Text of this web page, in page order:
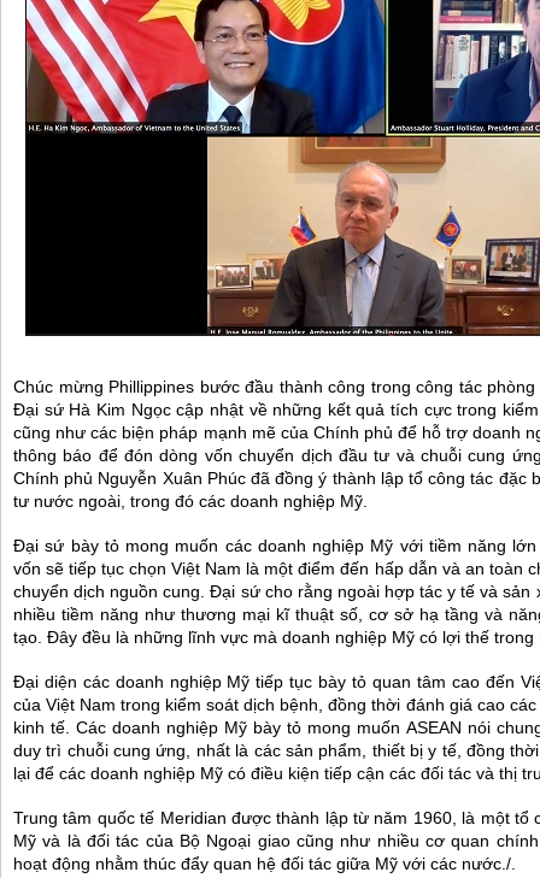
Chúc mừng Phillippines bước đầu thành công trong công tác
Đại sứ Hà Kim Ngọc cập nhật về những kết quả tích cực trong
cũng như các biện pháp mạnh mẽ của Chính phủ để hỗ trợ doanh
thông báo để đón dòng vốn chuyển dịch đầu tư và chuỗi cung
Chính phủ Nguyễn Xuân Phúc đã đồng ý thành lập tổ công tác đặc
tư nước ngoài, trong đó các doanh nghiệp Mỹ.
Đại sứ bày tỏ mong muốn các doanh nghiệp Mỹ với tiềm năng
vốn sẽ tiếp tục chọn Việt Nam là một điểm đến hấp dẫn và an toàn
chuyển dịch nguồn cung. Đại sứ cho rằng ngoài hợp tác y tế và sản
nhiều tiềm năng như thương mại kĩ thuật số, cơ sở hạ tầng và
tạo. Đây đều là những lĩnh vực mà doanh nghiệp Mỹ có lợi thế
Đại diện các doanh nghiệp Mỹ tiếp tục bày tỏ quan tâm cao đến
của Việt Nam trong kiểm soát dịch bệnh, đồng thời đánh giá cao
kinh tế. Các doanh nghiệp Mỹ bày tỏ mong muốn ASEAN nói
duy trì chuỗi cung ứng, nhất là các sản phẩm, thiết bị y tế, đồng
lại để các doanh nghiệp Mỹ có điều kiện tiếp cận các đối tác và thị
Trung tâm quốc tế Meridian được thành lập từ năm 1960, là một tổ
Mỹ và là đối tác của Bộ Ngoại giao cũng như nhiều cơ quan
hoạt động nhằm thúc đẩy quan hệ đối tác giữa Mỹ với các nước./.